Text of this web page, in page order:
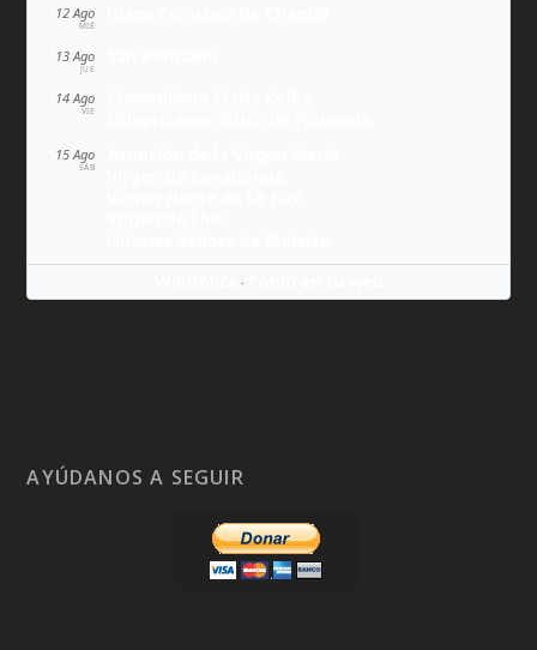
12 Ago
MIÉ
13 Ago
JUE
14 Ago
VIE
15 Ago
SÁB
·
AYÚDANOS A SEGUIR